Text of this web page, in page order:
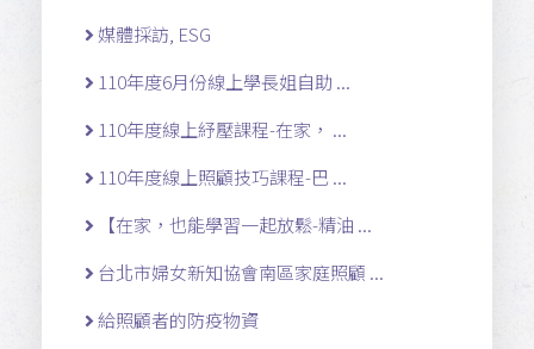
媒體採訪, ESG
110年度6月份線上學長姐自助 ...
110年度線上紓壓課程-在家， ...
110年度線上照顧技巧課程-巴 ...
【在家，也能學習一起放鬆-精油 ...
台北市婦女新知協會南區家庭照顧 ...
給照顧者的防疫物資